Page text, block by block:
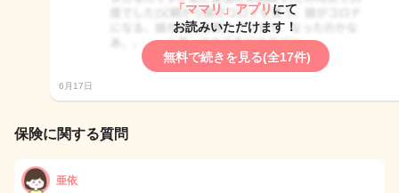
「ママリ」アプリ にて
お読みいただけます！
無料で続きを見る(全17件)
6月17日
保険に関する質問
亜依